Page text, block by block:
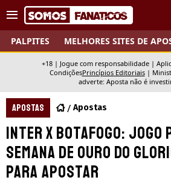
PALPITES MELHORES SITES DE
+18 | Jogue com responsabilidade |
CondiçõesPrincípios Editoriais|
adverte: Aposta não é
APOSTAS Apostas
Inter x Botafogo: jogo
semana de ouro do
para apostar